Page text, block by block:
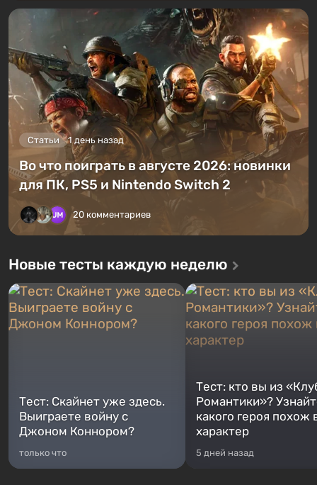
Статьи 1 день назад
Во что поиграть в августе 2026: новинки
для ПК, PS5 и Nintendo Switch 2
20 комментариев
Новые тесты каждую неделю
Тест: Скайнет уже здесь.
Выиграете войну с
Джоном Коннором?
только что
Тест: кто вы из
Романтики»?
какого героя похож
характер
5 дней назад